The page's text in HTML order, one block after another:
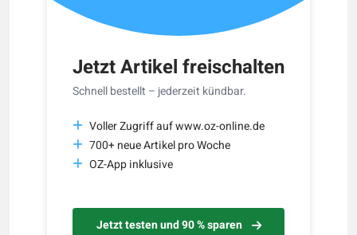
Jetzt Artikel freischalten
Schnell bestellt – jederzeit kündbar.
Voller Zugriff auf www.oz-online.de
700+ neue Artikel pro Woche
OZ-App inklusive
Jetzt testen und 90 % sparen